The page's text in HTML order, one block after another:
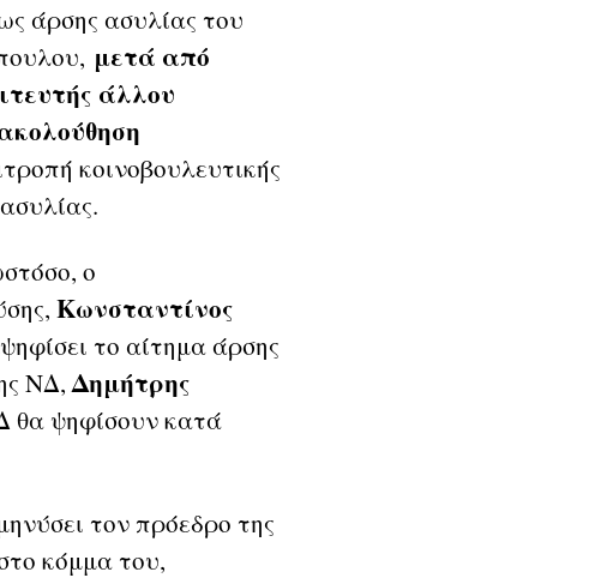
άρσης ασυλίας του
μετά από
άλλου
κοινοβουλευτικής
ο
Κωνσταντίνος
το αίτημα άρσης
ΝΔ,Δημήτρης
θα ψηφίσουν κατά
τον πρόεδρο της
κόμμα του,